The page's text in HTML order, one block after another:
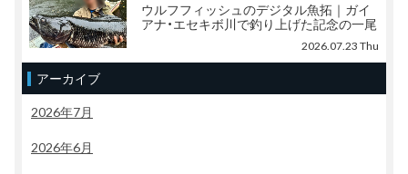
ウルフフィッシュのデジタル魚拓｜ガイ
アナ・エセキボ川で釣り上げた記念の一尾
2026.07.23 Thu
アーカイブ
2026年7月
2026年6月